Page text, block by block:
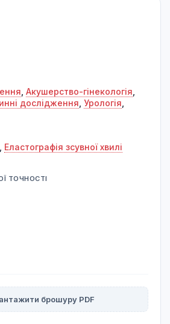
Акушерство-гінекологія
дослідження Урологія
Еластографія зсувної хвилі
ТОЧНОСТІ
брошуру PDF